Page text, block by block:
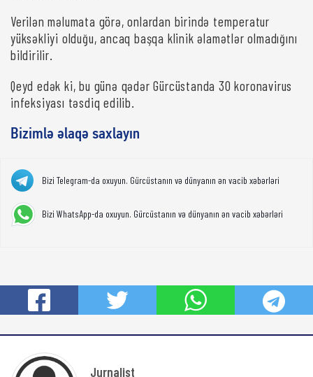
Verilən məlumata görə, onlardan birində temperatur
yüksəkliyi olduğu, ancaq başqa klinik əlamətlər olmadığını
bildirilir.
Qeyd edək ki, bu günə qədər Gürcüstanda 30 koronavirus
infeksiyası təsdiq edilib.
Bizimlə əlaqə saxlayın
Bizi Telegram-da oxuyun. Gürcüstanın və dünyanın ən vacib xəbərləri
Bizi WhatsApp-da oxuyun. Gürcüstanın və dünyanın ən vacib xəbərləri
Jurnalist